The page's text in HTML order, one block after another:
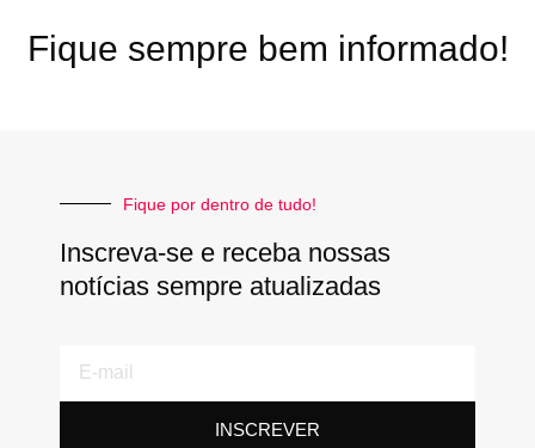
Fique sempre bem informado!
Fique por dentro de tudo!
Inscreva-se e receba nossas
notícias sempre atualizadas
INSCREVER